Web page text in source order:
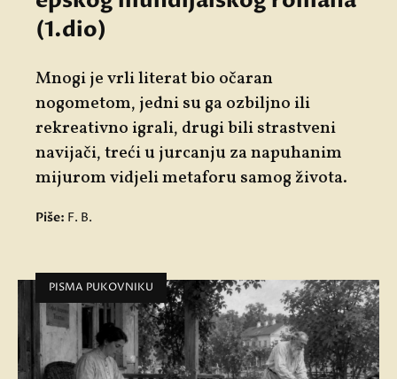
(1.dio)
Mnogi je vrli literat bio očaran
nogometom, jedni su ga ozbiljno ili
rekreativno igrali, drugi bili strastveni
navijači, treći u jurcanju za napuhanim
mijurom vidjeli metaforu samog života.
Piše: F. B.
PISMA PUKOVNIKU